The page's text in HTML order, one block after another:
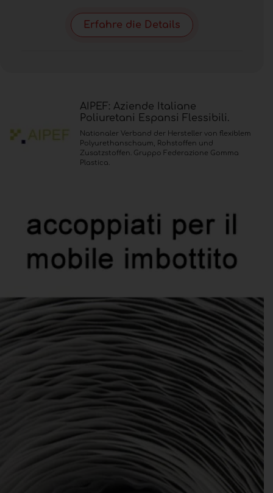
Erfahre die Details
AIPEF: Aziende Italiane
Poliuretani Espansi Flessibili.
Nationaler Verband der Hersteller von flexiblem
Polyurethanschaum, Rohstoffen und
Zusatzstoffen. Gruppo Federazione Gomma
Plastica.